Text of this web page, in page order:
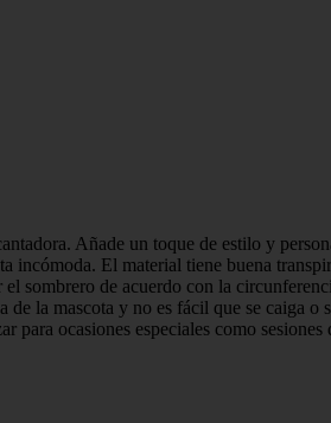
Añade un toque de estilo y
incómoda. El material tiene buena
sombrero de acuerdo con la
la mascota y no es fácil que se caiga o
para ocasiones especiales como sesiones